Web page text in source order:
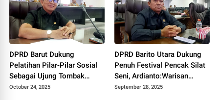
DPRD Barut Dukung
Pelatihan Pilar-Pilar Sosial
Sebagai Ujung Tombak
Pelayanan Kesejahteraan
October 24, 2025
DPRD Barito Utara Dukung
Penuh Festival Pencak Silat
Seni, Ardianto:Warisan
Budaya Harus Terus Dijaga
September 28, 2025